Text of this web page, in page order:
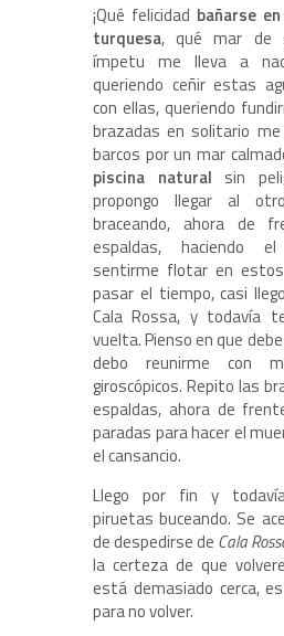
¡Qué felicidad bañarse
turquesa, qué mar de
ímpetu me lleva a
queriendo ceñir estas
con ellas, queriendo
brazadas en solitario
barcos por un mar
piscina natural sin
propongo llegar al
braceando, ahora de
espaldas, haciendo
sentirme flotar en
pasar el tiempo, casi
Cala Rossa, y todavía
vuelta. Pienso en que
debo reunirme con
giroscópicos. Repito las
espaldas, ahora de
paradas para hacer el
el cansancio.
Llego por fin y
piruetas buceando. Se
de despedirse de Cala
la certeza de que
está demasiado cerca,
para no volver.